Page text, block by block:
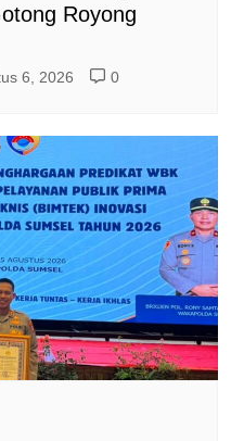
Royong
6, 2026 0